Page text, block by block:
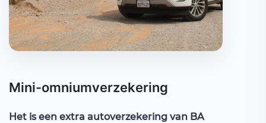
Mini-omniumverzekering
Het is een extra autoverzekering van BA